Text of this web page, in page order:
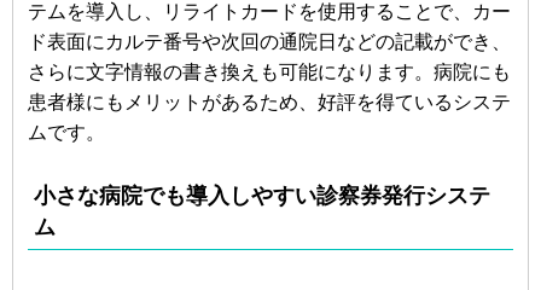
テムを導入し、リライトカードを使用することで、カー
ド表面にカルテ番号や次回の通院日などの記載ができ、
さらに文字情報の書き換えも可能になります。病院にも
患者様にもメリットがあるため、好評を得ているシステ
ムです。
小さな病院でも導入しやすい診察券発行システ
ム